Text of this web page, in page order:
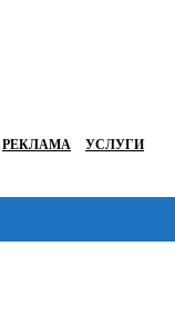
РЕКЛАМА УСЛУГИ